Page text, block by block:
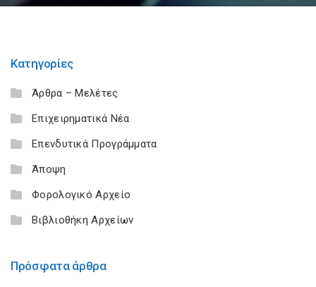
Κατηγορίες
Άρθρα – Μελέτες
Επιχειρηματικά Νέα
Επενδυτικά Προγράμματα
Άποψη
Φορολογικό Αρχείο
Βιβλιοθήκη Αρχείων
Πρόσφατα άρθρα